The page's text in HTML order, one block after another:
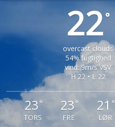
22°
overcast clouds
54% fugtighed
vind: 9m/s VSV
H 22 • L 22
23 °
TORS
23°
FRE
21 °
LØR